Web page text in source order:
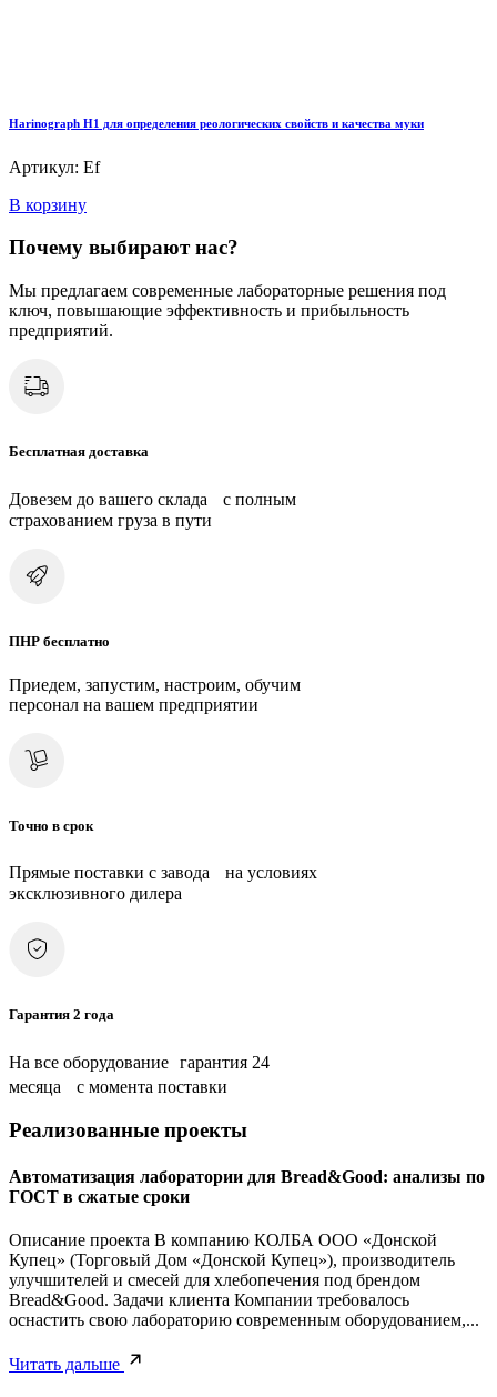
Harinograph Н1 для определения реологических свойств и качества муки
Артикул: Ef
В корзину
Почему выбирают нас?
Мы предлагаем современные лабораторные решения под
ключ, повышающие эффективность и прибыльность
предприятий.
Бесплатная доставка
Довезем до вашего склада с полным
страхованием груза в пути
ПНР бесплатно
Приедем, запустим, настроим, обучим
персонал на вашем предприятии
Точно в срок
Прямые поставки с завода на условиях
эксклюзивного дилера
Гарантия 2 года
На все оборудование гарантия 24
месяца с момента поставки
Реализованные проекты
Автоматизация лаборатории для Bread&Good: анализы по
ГОСТ в сжатые сроки
Описание проекта В компанию КОЛБА ООО «Донской
Купец» (Торговый Дом «Донской Купец»), производитель
улучшителей и смесей для хлебопечения под брендом
Bread&Good. Задачи клиента Компании требовалось
оснастить свою лабораторию современным оборудованием,...
Читать дальше